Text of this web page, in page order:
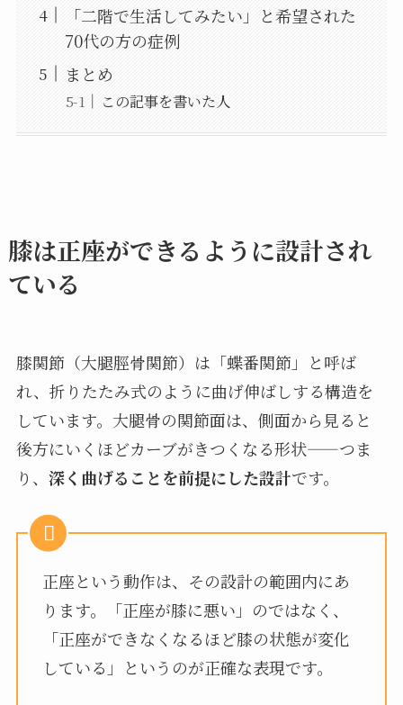
「二階で生活してみたい」と希望された
70代の方の症例
まとめ
この記事を書いた人
膝は正座ができるように設計され
ている
膝関節（大腿脛骨関節）は「蝶番関節」と呼ば
れ、折りたたみ式のように曲げ伸ばしする構造を
しています。大腿骨の関節面は、側面から見ると
後方にいくほどカーブがきつくなる形状——つま
り、 深く曲げることを前提にした設計です。
正座という動作は、その設計の範囲内にあ
ります。「正座が膝に悪い」のではなく、
「正座ができなくなるほど膝の状態が変化
している」というのが正確な表現です。